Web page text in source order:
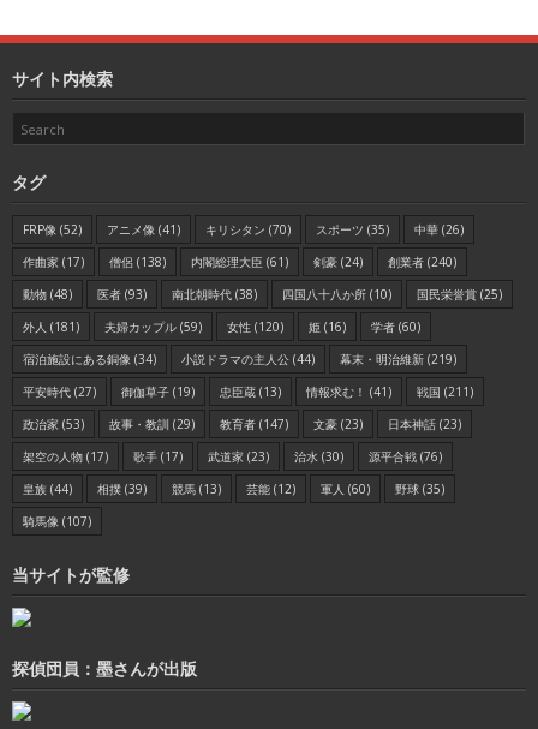
サイト内検索
タグ
FRP像 (52) アニメ像 (41) キリシタン (70) スポーツ (35) 中華 (26)
作曲家 (17) 僧侶 (138) 内閣総理大臣 (61) 剣豪 (24) 創業者 (240)
動物 (48) 医者 (93) 南北朝時代 (38) 四国八十八か所 (10) 国民栄誉賞 (25)
外人 (181) 夫婦カップル (59) 女性 (120) 姫 (16) 学者 (60)
宿泊施設にある銅像 (34) 小説ドラマの主人公 (44) 幕末・明治維新 (219)
平安時代 (27) 御伽草子 (19) 忠臣蔵 (13) 情報求む！ (41) 戦国 (211)
政治家 (53) 故事・教訓 (29) 教育者 (147) 文豪 (23) 日本神話 (23)
架空の人物 (17) 歌手 (17) 武道家 (23) 治水 (30) 源平合戦 (76)
皇族 (44) 相撲 (39) 競馬 (13) 芸能 (12) 軍人 (60) 野球 (35)
騎馬像 (107)
当サイトが監修
探偵団員：墨さんが出版